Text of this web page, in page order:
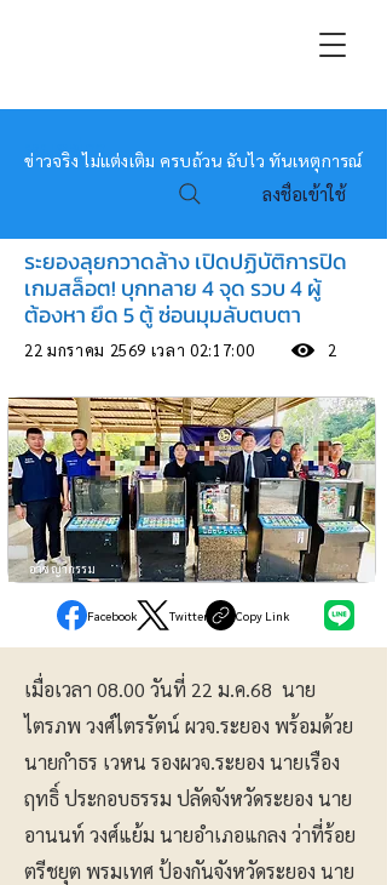
หมอข่าว
ข่าวจริง ไม่แต่งเติม ครบถ้วน ฉับไว ทันเหตุการณ์
ลงชื่อเข้าใช้
ระยองลุยกวาดล้าง เปิดปฏิบัติการปิด
เกมสล็อต! บุกทลาย 4 จุด รวบ 4 ผู้
ต้องหา ยึด 5 ตู้ ซ่อนมุมลับตบตา
22 มกราคม 2569 เวลา 02:17:00 2
อาชญากรรม
Facebook Twitter Copy Link
เมื่อเวลา 08.00 วันที่ 22 ม.ค.68 นาย
ไตรภพ วงศ์ไตรรัตน์ ผวจ.ระยอง พร้อมด้วย
นายกำธร เวหน รองผวจ.ระยอง นายเรือง
ฤทธิ์ ประกอบธรรม ปลัดจังหวัดระยอง นาย
อานนท์ วงศ์แย้ม นายอำเภอแกลง ว่าที่ร้อย
ตรีชยุต พรมเทศ ป้องกันจังหวัดระยอง นาย